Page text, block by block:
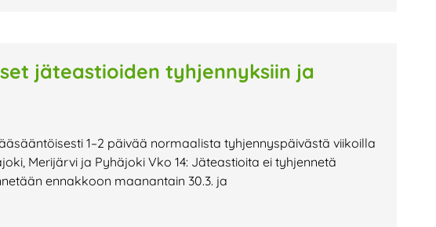
jäteastioiden tyhjennyksiin ja
1–2 päivää normaalista tyhjennyspäivästä viikoilla
Merijärvi ja Pyhäjoki Vko 14: Jäteastioita ei tyhjennetä
ennakkoon maanantain 30.3. ja